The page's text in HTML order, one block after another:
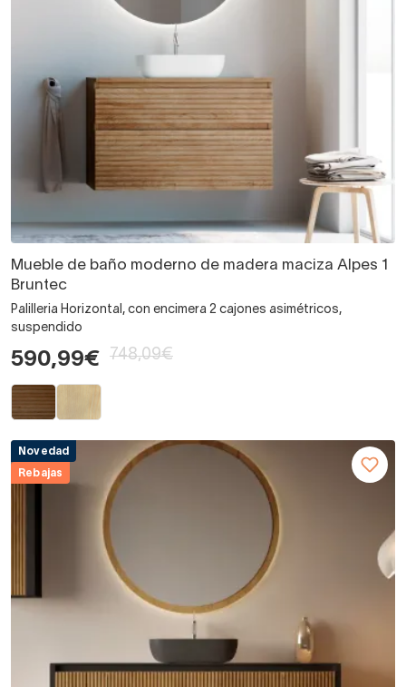
Mueble de baño moderno de madera maciza Alpes 1
Bruntec
Palilleria Horizontal, con encimera 2 cajones asimétricos,
suspendido
590,99€ 748,09€
Novedad
Rebajas